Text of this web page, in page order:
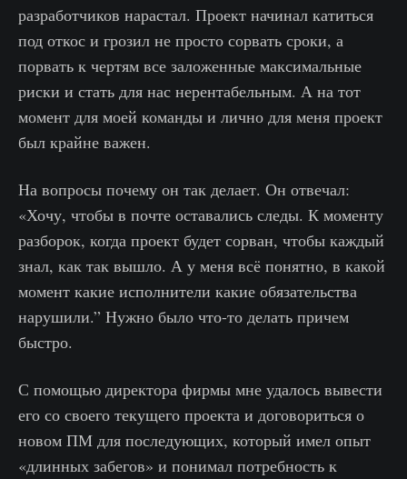
разработчиков нарастал. Проект начинал катиться
под откос и грозил не просто сорвать сроки, а
порвать к чертям все заложенные максимальные
риски и стать для нас нерентабельным. А на тот
момент для моей команды и лично для меня проект
был крайне важен.
На вопросы почему он так делает. Он отвечал:
«Хочу, чтобы в почте оставались следы. К моменту
разборок, когда проект будет сорван, чтобы каждый
знал, как так вышло. А у меня всё понятно, в какой
момент какие исполнители какие обязательства
нарушили.” Нужно было что-то делать причем
быстро.
С помощью директора фирмы мне удалось вывести
его со своего текущего проекта и договориться о
новом ПМ для последующих, который имел опыт
«длинных забегов» и понимал потребность к